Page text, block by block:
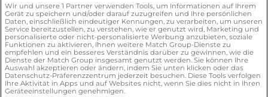
Wie kann ich den
Datenschutzbeauftragten
kontaktieren?
Wir und unsere 1 Partner verwenden Tools, um Informationen auf Ihrem
Gerät zu speichern und/oder darauf zuzugreifen und Ihre persönlichen
Daten, einschließlich eindeutiger Kennungen, zu verarbeiten, um unseren
Service bereitzustellen, zu verstehen, wie er genutzt wird, Marketing und
personalisierte oder nicht-personalisierte Werbung anzubieten, soziale
Funktionen zu aktivieren, Ihnen weitere Match Group-Dienste zu
empfehlen und ein besseres Verständnis darüber zu gewinnen, wie die
Dienste der Match Group insgesamt genutzt werden. Sie können Ihre
Auswahl akzeptieren oder ändern, indem Sie unten klicken oder das
Datenschutz-Präferenzzentrum jederzeit besuchen. Diese Tools verfolgen
Ihre Aktivität in Apps und auf Websites nicht, wenn Sie dies nicht in Ihren
Geräteeinstellungen genehmigen.